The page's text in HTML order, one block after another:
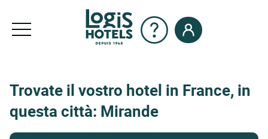
Trovate il vostro hotel in France, in
questa città: Mirande